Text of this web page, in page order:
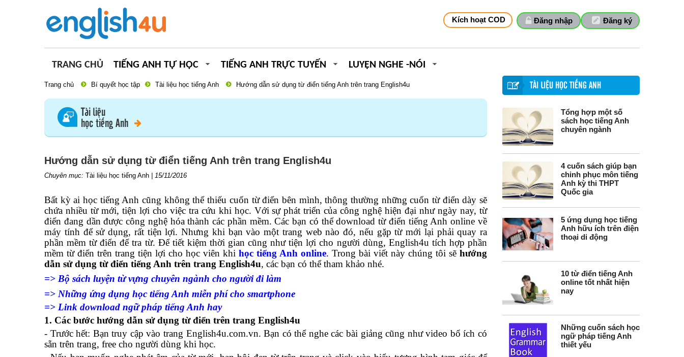
Đăng ký
Đăng nhập
Kích hoạt COD
TRANG CHỦ TIẾNG ANH TỰ HỌC TIẾNG ANH TRỰC TUYẾN LUYỆN NGHE -NÓI
TÀI LIỆU HỌC TIẾNG ANH
Tổng hợp một số
sách học tiếng Anh
chuyên ngành
4 cuốn sách giúp bạn
chinh phục môn tiếng
Anh kỳ thi THPT
Quốc gia
5 ứng dụng học tiếng
Anh hữu ích trên điện
thoại di động
10 từ điển tiếng Anh
online tốt nhất hiện
nay
Những cuốn sách học
ngữ pháp tiếng Anh
thiết yếu
Trang chủ Bí quyết học tập Tài liệu học tiếng Anh Hướng dẫn sử dụng từ điển tiếng Anh trên trang English4u
Tài liệu
học tiếng Anh
Hướng dẫn sử dụng từ điển tiếng Anh trên trang English4u
Chuyên mục: Tài liệu học tiếng Anh 15/11/2016
Bất kỳ ai học tiếng Anh cũng không thể thiếu cuốn từ điển bên mình, thông thường những cuốn từ điển dày sẽ
chứa nhiều từ mới, tiện lợi cho việc tra cứu khi học. Với sự phát triển của công nghệ hiện đại như ngày nay, từ
điển đang dần được công nghệ hóa thành các phần mềm. Các bạn có thể download từ điển tiếng Anh online về
máy tính để sử dụng, rất tiện lợi. Nhưng khi bạn vào một trang web nào đó, nếu gặp từ mới lại phải quay ra
phần mềm từ điển để tra từ. Để tiết kiệm thời gian cũng như tiện lợi cho người dùng, English4u tích hợp phần
mềm từ điển trên trang tiện lợi cho học viên khi học tiếng Anh online. Trong bài viết này chúng tôi sẽ hướng
dẫn sử dụng từ điển tiếng Anh trên trang English4u, các bạn có thể tham khảo nhé.
=> Bộ sách luyện từ vựng chuyên ngành cho người đi làm
=> Những ứng dụng học tiếng Anh miễn phí cho smartphone
=> Link download ngữ pháp tiếng Anh hay
1. Các bước hướng dẫn sử dụng từ điển trên trang English4u
- Trước hết: Bạn truy cập vào trang English4u.com.vn. Bạn có thể nghe các bài giảng cũng như video bổ ích có
sẵn trên trang, free cho người dùng khi học.